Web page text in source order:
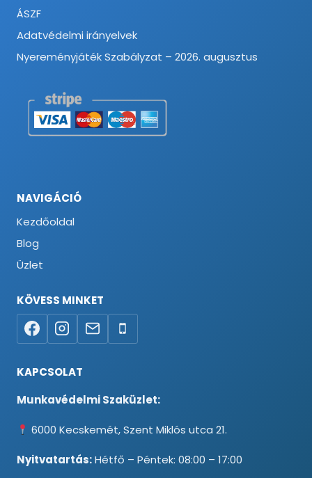
ÁSZF
Adatvédelmi irányelvek
Nyereményjáték Szabályzat – 2026. augusztus
NAVIGÁCIÓ
Kezdőoldal
Blog
Üzlet
KÖVESS MINKET
KAPCSOLAT
Munkavédelmi Szaküzlet:
6000 Kecskemét, Szent Miklós utca 21.
Nyitvatartás:Hétfő – Péntek: 08:00 – 17:00